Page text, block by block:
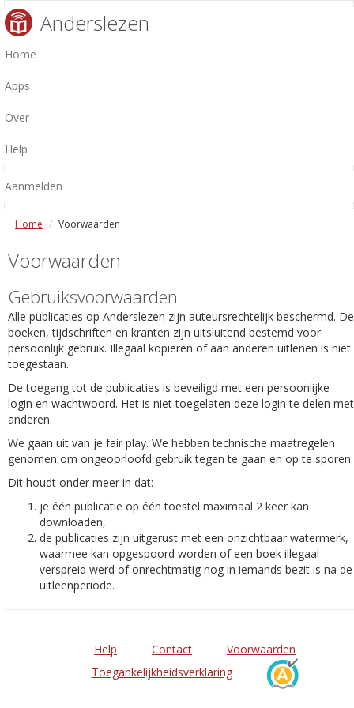
Anderslezen
Home
Apps
Over
Help
Aanmelden
Home Voorwaarden
Voorwaarden
Gebruiksvoorwaarden
Alle publicaties op Anderslezen zijn auteursrechtelijk beschermd. De
boeken, tijdschriften en kranten zijn uitsluitend bestemd voor
persoonlijk gebruik. Illegaal kopiëren of aan anderen uitlenen is niet
toegestaan.
De toegang tot de publicaties is beveiligd met een persoonlijke
login en wachtwoord. Het is niet toegelaten deze login te delen met
anderen.
We gaan uit van je fair play. We hebben technische maatregelen
genomen om ongeoorloofd gebruik tegen te gaan en op te sporen.
Dit houdt onder meer in dat:
je één publicatie op één toestel maximaal 2 keer kan
downloaden,
de publicaties zijn uitgerust met een onzichtbaar watermerk,
waarmee kan opgespoord worden of een boek illegaal
verspreid werd of onrechtmatig nog in iemands bezit is na de
uitleenperiode.
Help Contact
Voorwaarden
Toegankelijkheidsverklaring